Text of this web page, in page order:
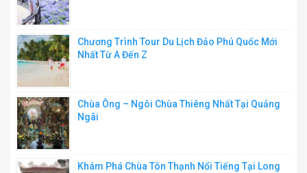
Chương Trình Tour Du Lịch Đảo Phú Quốc Mới
Nhất Từ A Đến Z
Chùa Ông – Ngôi Chùa Thiêng Nhất Tại Quảng
Ngãi
Khám Phá Chùa Tôn Thạnh Nổi Tiếng Tại Long